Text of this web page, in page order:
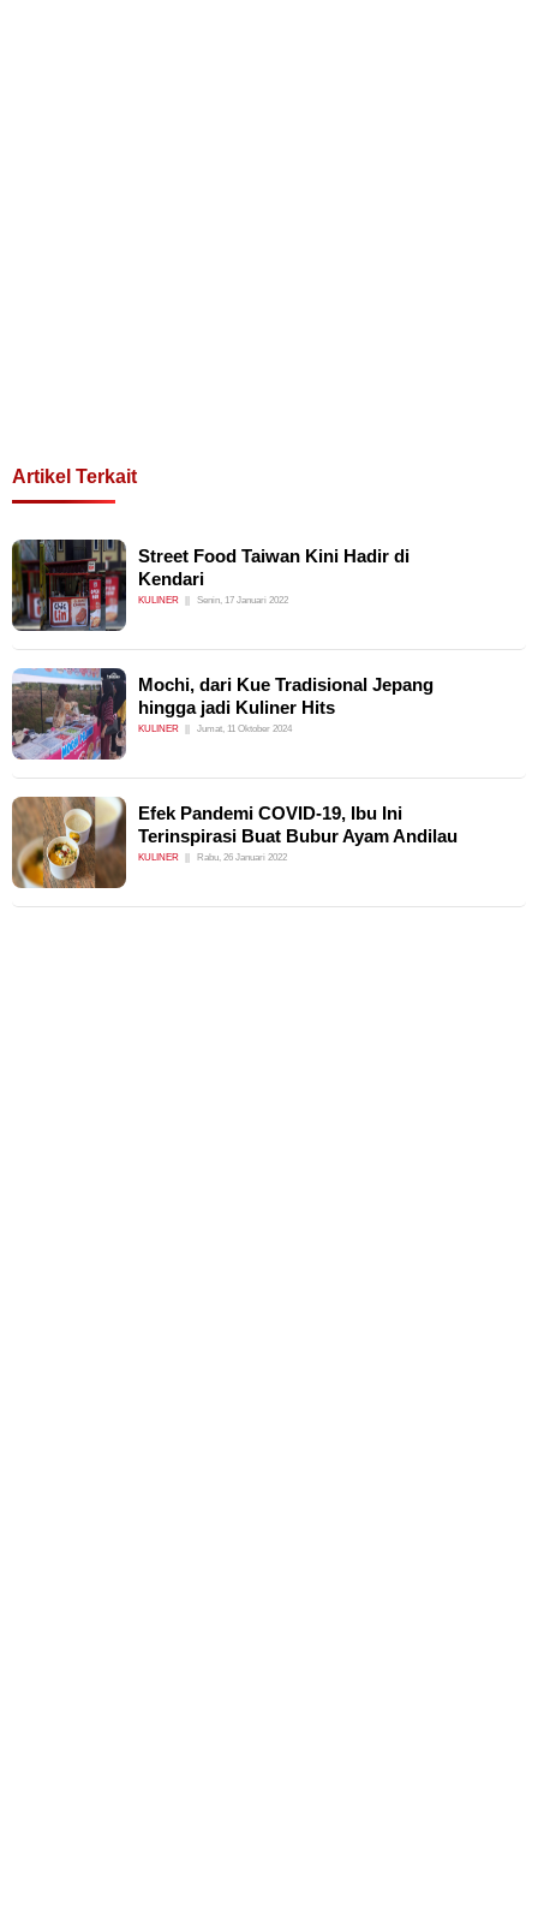
Artikel Terkait
Street Food Taiwan Kini Hadir di
Kendari
KULINER Senin, 17 Januari 2022
Mochi, dari Kue Tradisional Jepang
hingga jadi Kuliner Hits
KULINER Jumat, 11 Oktober 2024
Efek Pandemi COVID-19, Ibu Ini
Terinspirasi Buat Bubur Ayam Andilau
KULINER Rabu, 26 Januari 2022